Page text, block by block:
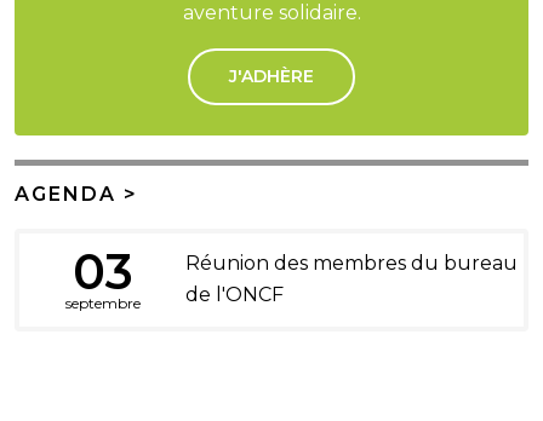
aventure solidaire.
J'ADHÈRE
AGENDA >
03
septembre
Réunion des membres du bureau
de l'ONCF